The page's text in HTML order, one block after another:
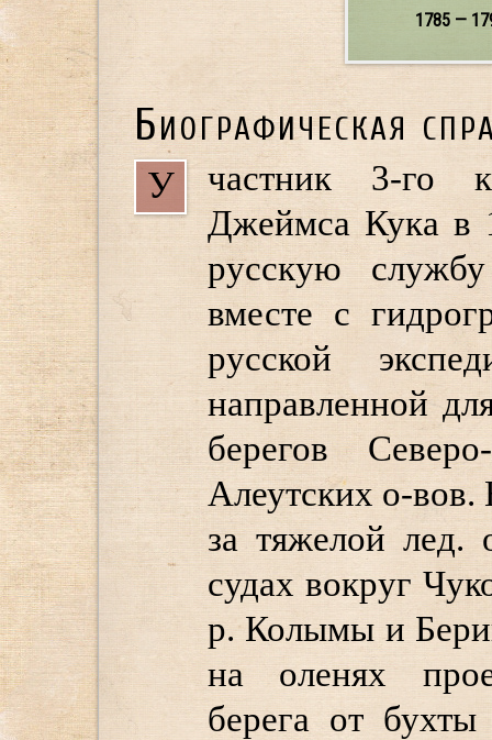
1785 —
Биографическая
У
частник 3-го
Джеймса Кука в
русскую
вместе с
русской
направленной
берегов
Алеутских о-
за тяжелой лед.
судах вокруг
р. Колымы и
на оленях
берега от